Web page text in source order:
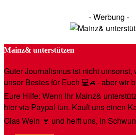
- Werbung -
Mainz& unterstützen
Guter Journalismus ist nicht umsonst,
unser Bestes für Euch 💻🚙- aber wir
Eure Hilfe: Wenn Ihr Mainz&
hier via Paypal tun. Kauft uns einen
Glas Wein 🍷 und helft uns, in